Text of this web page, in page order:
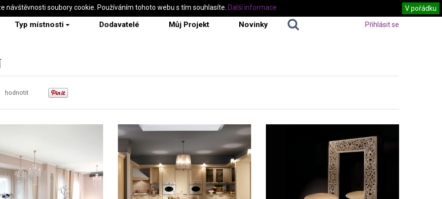
Typ místnosti Dodavatelé Můj Projekt Novinky Přihlásit se
hodnotit
soubory cookie. Používáním tohoto webu s tím souhlasíte. V pořádku
Další informace